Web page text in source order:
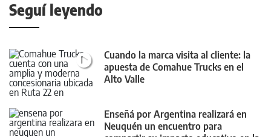
Seguí leyendo
Cuando la marca visita al cliente: la
apuesta de Comahue Trucks en el
Alto Valle
Enseñá por Argentina realizará en
Neuquén un encuentro para